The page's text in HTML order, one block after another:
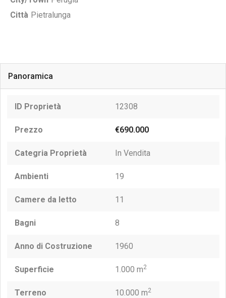
Città Pietralunga
Panoramica
ID Proprietà 12308
Prezzo €690.000
Categria Proprietà In Vendita
Ambienti 19
Camere da letto 11
Bagni 8
Anno di Costruzione 1960
Superficie 1.000 m2
Terreno 10.000 m2